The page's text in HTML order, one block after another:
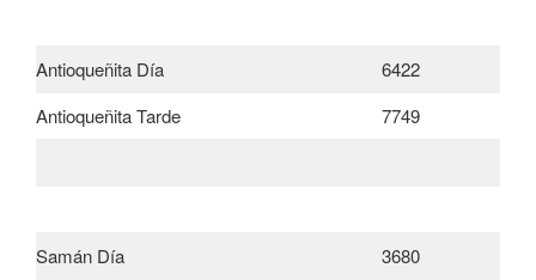
Antioqueñita Día
6422
Antioqueñita Tarde
7749
Samán Día 3680